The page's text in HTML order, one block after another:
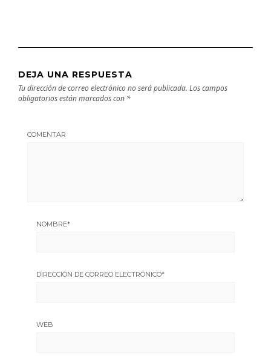
DEJA UNA RESPUESTA
Tu dirección de correo electrónico no será publicada. Los campos
obligatorios están marcados con *
COMENTAR
NOMBRE*
DIRECCIÓN DE CORREO ELECTRÓNICO*
WEB